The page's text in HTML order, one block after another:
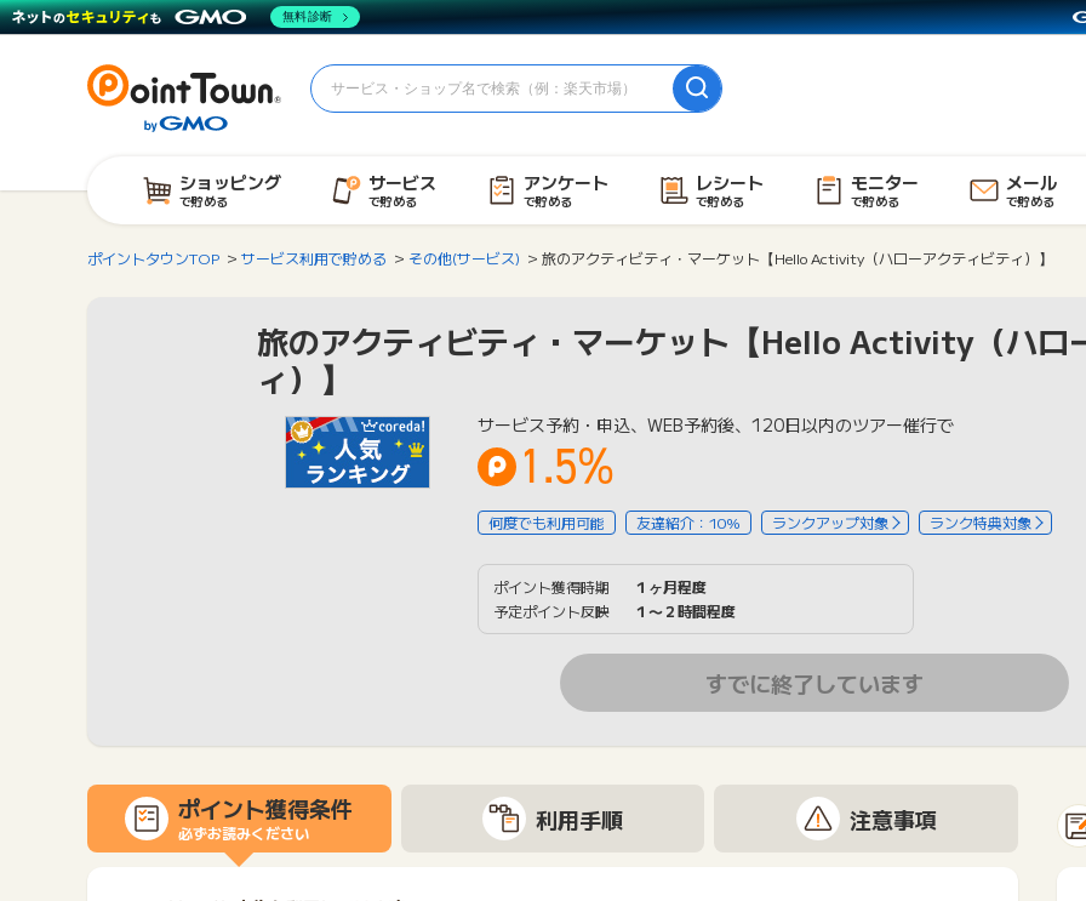
ショッピング
で貯める
サービス
で貯める
アンケート
で貯める
レシート
で貯める
モニター
で貯める
メール
で貯める
ポイントタウンTOP サービス利用で貯める その他(サービス) 旅のアクティビティ・マーケット【Hello Activity（ハローアクティビティ）】
旅のアクティビティ・マーケット【Hello Activity（ハロ
ィ）】
サービス予約・申込、WEB予約後、120日以内のツアー催行で
1.5%
何度でも利用可能 友達紹介：10% ランクアップ対象 ランク特典対象
ポイント獲得時期
１ヶ月程度
予定ポイント反映
１〜２時間程度
すでに終了しています
ポイント獲得条件
必ずお読みください 利用手順 注意事項
無料診断